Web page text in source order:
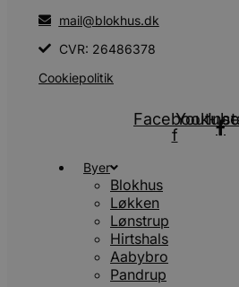
mail@blokhus.dk
CVR: 26486378
Cookiepolitik
Facebook-
f
Youtube
Byer
Blokhus
Løkken
Lønstrup
Hirtshals
Aabybro
Pandrup